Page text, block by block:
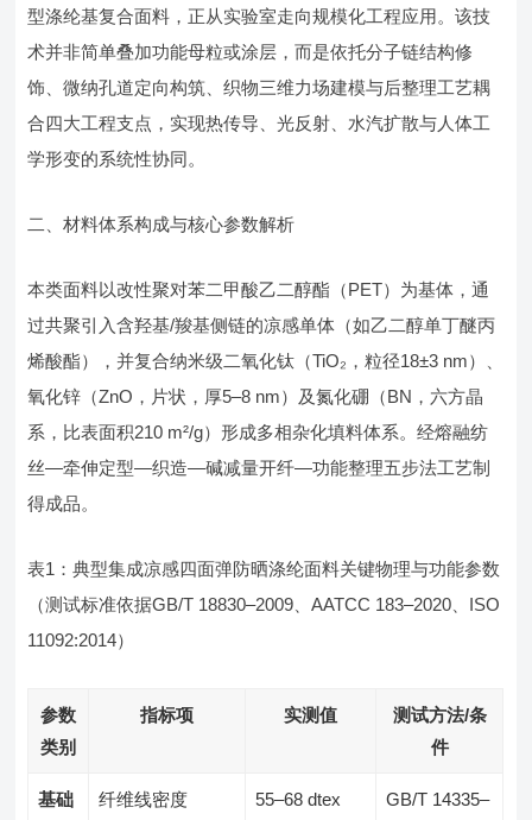
型涤纶基复合面料，正从实验室走向规模化工程应用。该技
术并非简单叠加功能母粒或涂层，而是依托分子链结构修
饰、微纳孔道定向构筑、织物三维力场建模与后整理工艺耦
合四大工程支点，实现热传导、光反射、水汽扩散与人体工
学形变的系统性协同。
二、材料体系构成与核心参数解析
本类面料以改性聚对苯二甲酸乙二醇酯（PET）为基体，通
过共聚引入含羟基/羧基侧链的凉感单体（如乙二醇单丁醚丙
烯酸酯），并复合纳米级二氧化钛（TiO₂，粒径18±3 nm）、
氧化锌（ZnO，片状，厚5–8 nm）及氮化硼（BN，六方晶
系，比表面积210 m²/g）形成多相杂化填料体系。经熔融纺
丝—牵伸定型—织造—碱减量开纤—功能整理五步法工艺制
得成品。
表1：典型集成凉感四面弹防晒涤纶面料关键物理与功能参数
（测试标准依据GB/T 18830–2009、AATCC 183–2020、ISO
11092:2014）
参数
类别
指标项 实测值
测试方法/条
件
基础
纤维线密度
55–68 dtex
GB/T 14335–